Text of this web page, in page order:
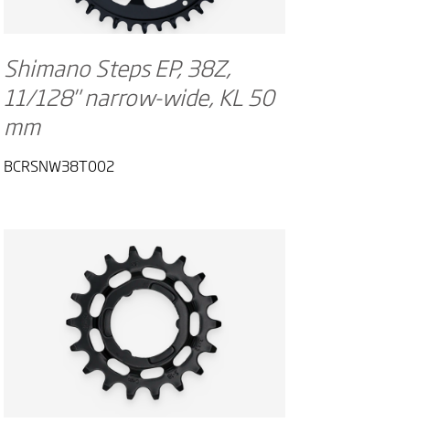
Shimano Steps EP, 38Z,
11/128" narrow-wide, KL 50
mm
BCRSNW38T002